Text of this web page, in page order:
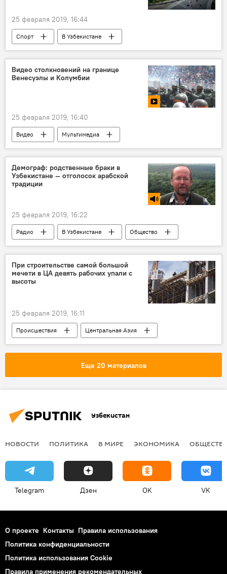
25 февраля 2019, 16:44
Спорт
В Узбекистане
Открытие ледового дворца Humo Arena в Ташкенте
Видео столкновений на границе
Венесуэлы и Колумбии
25 февраля 2019, 16:40
Видео Мультимедиа
Демограф: родственные браки в
Узбекистане — отголосок арабской
традиции
25 февраля 2019, 16:22
Радио В Узбекистане
Общество
Узбекистан
брак Ислам
При строительстве самой большой
мечети в ЦА девять рабочих упали с
высоты
25 февраля 2019, 16:11
Происшествия
Центральная Азия
Душанбе
Еще 20 материалов
Узбекистан
НОВОСТИ ПОЛИТИКА В МИРЕ ЭКОНОМИКА
Telegram Дзен OK VK
О проекте Контакты Правила использования
Политика конфиденциальности
Политика использования Cookie
Правила применения рекомендательных